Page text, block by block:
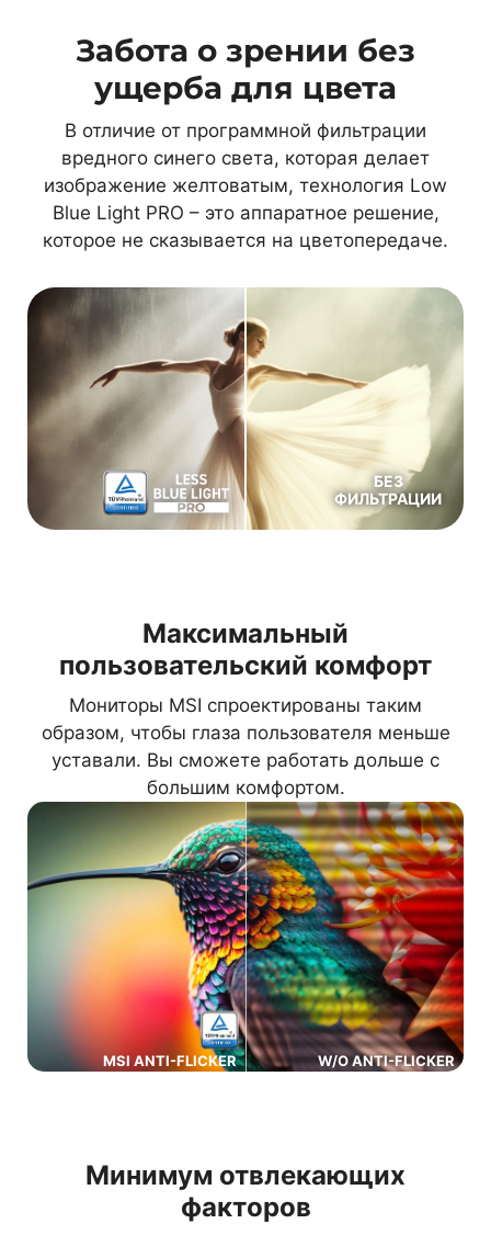
Забота о зрении без
ущерба для цвета
В отличие от программной фильтрации
вредного синего света, которая делает
изображение желтоватым, технология Low
Blue Light PRO – это аппаратное решение,
которое не сказывается на цветопередаче.
БЕЗ
ФИЛЬТРАЦИИ
Максимальный
пользовательский комфорт
Мониторы MSI спроектированы таким
образом, чтобы глаза пользователя меньше
уставали. Вы сможете работать дольше с
большим комфортом.
MSI ANTI-FLICKER W/O ANTI-FLICKER
Минимум отвлекающих
факторов